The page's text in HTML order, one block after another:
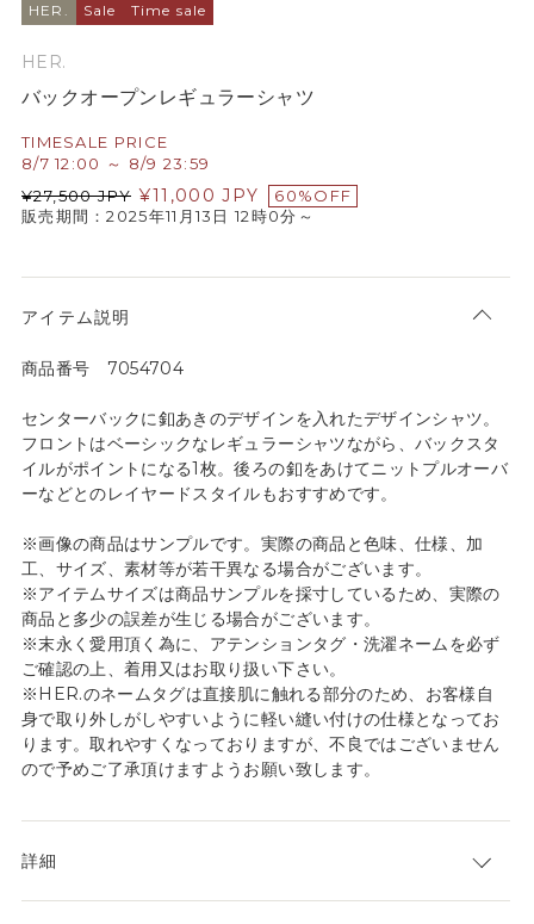
HER. Sale Time sale
HER.
バックオープンレギュラーシャツ
TIMESALE PRICE
8/7 12:00 ～ 8/9 23:59
¥27,500 JPY ¥11,000 JPY
60%OFF
販売期間：2025年11月13日 12時0分～
アイテム説明
商品番号 7054704
センターバックに釦あきのデザインを入れたデザインシャツ。
フロントはベーシックなレギュラーシャツながら、バックスタ
イルがポイントになる1枚。後ろの釦をあけてニットプルオーバ
ーなどとのレイヤードスタイルもおすすめです。
※画像の商品はサンプルです。実際の商品と色味、仕様、加
工、サイズ、素材等が若干異なる場合がございます。
※アイテムサイズは商品サンプルを採寸しているため、実際の
商品と多少の誤差が生じる場合がございます。
※末永く愛用頂く為に、アテンションタグ・洗濯ネームを必ず
ご確認の上、着用又はお取り扱い下さい。
※HER.のネームタグは直接肌に触れる部分のため、お客様自
身で取り外しがしやすいように軽い縫い付けの仕様となってお
ります。取れやすくなっておりますが、不良ではございません
ので予めご了承頂けますようお願い致します。
詳細